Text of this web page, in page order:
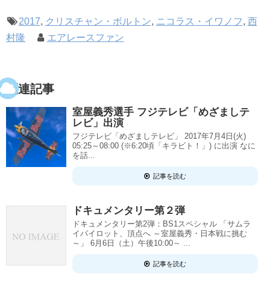
2017, クリスチャン・ボルトン, ニコラス・イワノフ, 西
村隆
エアレースファン
関連記事
室屋義秀選手 フジテレビ「めざましテ
レビ」出演
フジテレビ「めざましテレビ」 2017年7月4日(火)
05:25～08:00 (※6:20頃「キラビト！」) に出演 なに
を話...
記事を読む
ドキュメンタリー第２弾
ドキュメンタリー第2弾：BS1スペシャル 「サムラ
イパイロット、頂点へ ～室屋義秀・日本戦に挑む
～」 6月6日（土）午後10:00～ ...
記事を読む